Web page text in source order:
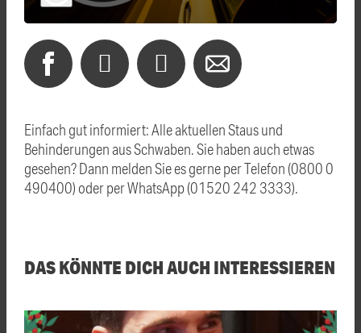
Einfach gut informiert: Alle aktuellen Staus und
Behinderungen aus Schwaben. Sie haben auch etwas
gesehen? Dann melden Sie es gerne per Telefon (0800 0
490400) oder per WhatsApp (01520 242 3333).
DAS KÖNNTE DICH AUCH INTERESSIEREN